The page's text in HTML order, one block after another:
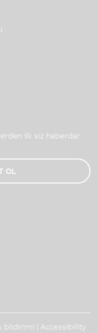
ilk siz haberdar
OL
bildirimi Accessibility